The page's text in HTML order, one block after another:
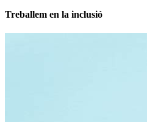
Treballem en la inclusió